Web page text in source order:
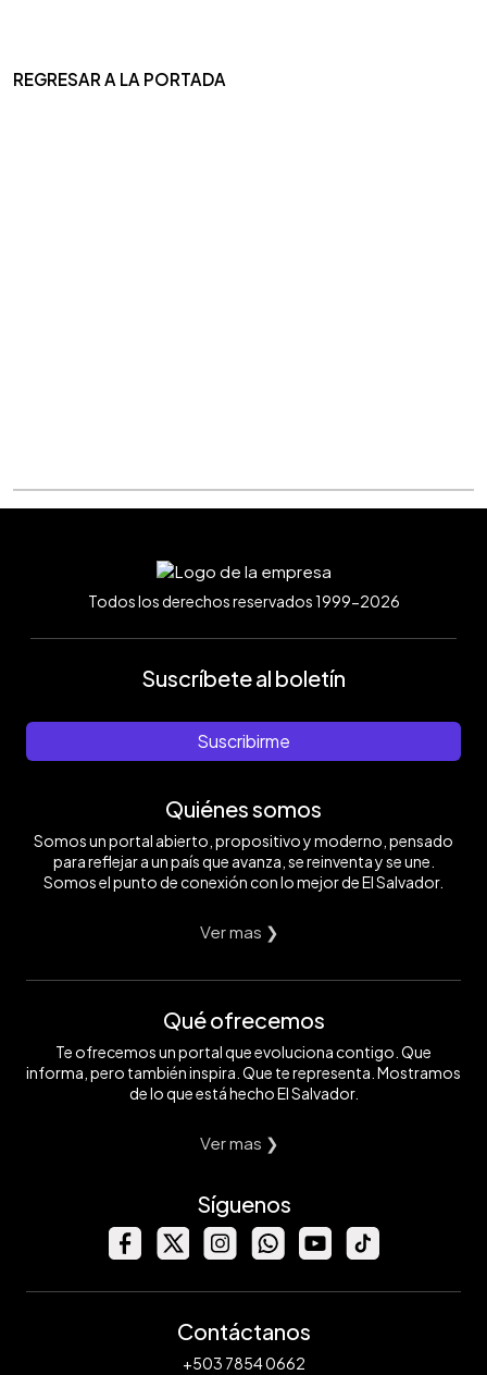
REGRESAR A LA PORTADA
Todos los derechos reservados 1999-2026
Suscríbete al boletín
Suscribirme
Quiénes somos
Somos un portal abierto, propositivo y moderno, pensado
para reflejar a un país que avanza, se reinventa y se une.
Somos el punto de conexión con lo mejor de El Salvador.
Ver mas ❯
Qué ofrecemos
Te ofrecemos un portal que evoluciona contigo. Que
informa, pero también inspira. Que te representa. Mostramos
de lo que está hecho El Salvador.
Ver mas ❯
Síguenos
Contáctanos
+503 7854 0662